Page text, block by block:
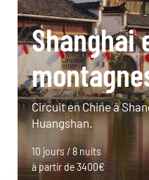
Shanghai
Circuit en Chine à
Huangshan.
10 jours / 8 nuits
à partir de 3400€